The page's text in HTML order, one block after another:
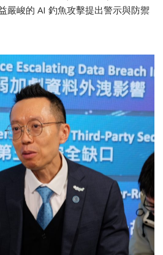
嚴峻的 AI 釣魚攻擊提出警示與防禦